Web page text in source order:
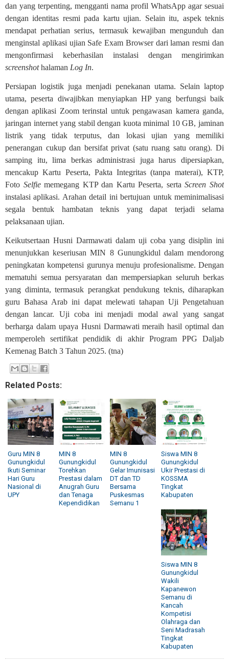
dan yang terpenting, mengganti nama profil WhatsApp agar sesuai
dengan identitas resmi pada kartu ujian. Selain itu, aspek teknis
mendapat perhatian serius, termasuk kewajiban mengunduh dan
menginstal aplikasi ujian Safe Exam Browser dari laman resmi dan
mengonfirmasi keberhasilan instalasi dengan mengirimkan
screenshothalaman Log In.
Persiapan logistik juga menjadi penekanan utama. Selain laptop
utama, peserta diwajibkan menyiapkan HP yang berfungsi baik
dengan aplikasi Zoom terinstal untuk pengawasan kamera ganda,
jaringan internet yang stabil dengan kuota minimal 10 GB, jaminan
listrik yang tidak terputus, dan lokasi ujian yang memiliki
penerangan cukup dan bersifat privat (satu ruang satu orang). Di
samping itu, lima berkas administrasi juga harus dipersiapkan,
mencakup Kartu Peserta, Pakta Integritas (tanpa materai), KTP,
Foto Selfiememegang KTP dan Kartu Peserta, sertaScreen Shot
instalasi aplikasi. Arahan detail ini bertujuan untuk meminimalisasi
segala bentuk hambatan teknis yang dapat terjadi selama
pelaksanaan ujian.
Keikutsertaan Husni Darmawati dalam uji coba yang disiplin ini
menunjukkan keseriusan MIN 8 Gunungkidul dalam mendorong
peningkatan kompetensi gurunya menuju profesionalisme. Dengan
mematuhi semua persyaratan dan mempersiapkan seluruh berkas
yang diminta, termasuk perangkat pendukung teknis, diharapkan
guru Bahasa Arab ini dapat melewati tahapan Uji Pengetahuan
dengan lancar. Uji coba ini menjadi modal awal yang sangat
berharga dalam upaya Husni Darmawati meraih hasil optimal dan
memperoleh sertifikat pendidik di akhir Program PPG Daljab
Kemenag Batch 3 Tahun 2025. (tna)
Related Posts:
Guru MIN 8
Gunungkidul
Ikuti Seminar
Hari Guru
Nasional di
UPY
MIN 8
Gunungkidul
Torehkan
Prestasi dalam
Anugrah Guru
dan Tenaga
Kependidikan
MIN 8
Gunungkidul
Gelar Imunisasi
DT dan TD
Bersama
Puskesmas
Semanu 1
Siswa MIN 8
Gunungkidul
Ukir Prestasi di
KOSSMA
Tingkat
Kabupaten
Siswa MIN 8
Gunungkidul
Wakili
Kapanewon
Semanu di
Kancah
Kompetisi
Olahraga dan
Seni Madrasah
Tingkat
Kabupaten